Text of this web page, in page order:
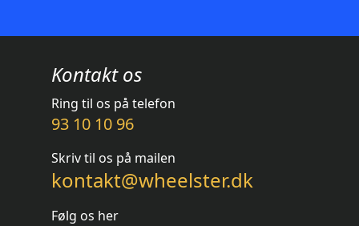
Kontakt os
Ring til os på telefon
93 10 10 96
Skriv til os på mailen
kontakt@wheelster.dk
Følg os her